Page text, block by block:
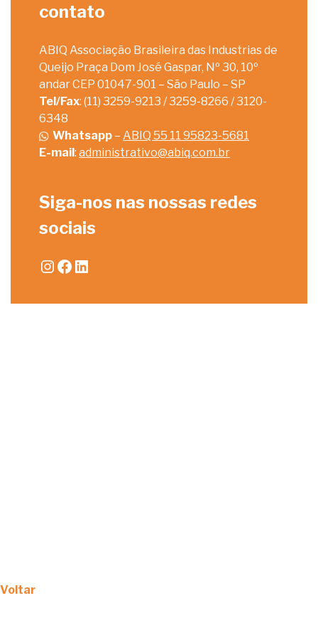
contato
ABIQ Associação Brasileira das Industrias de
Queijo Praça Dom José Gaspar, Nº 30, 10º
andar CEP 01047-901 – São Paulo – SP
Tel/Fax: (11) 3259-9213 / 3259-8266 / 3120-
6348
Whatsapp – ABIQ 55 11 95823-5681
E-mail: administrativo@abiq.com.br
Siga-nos nas nossas redes
sociais
Instagram
Facebook
LinkedIn
Voltar